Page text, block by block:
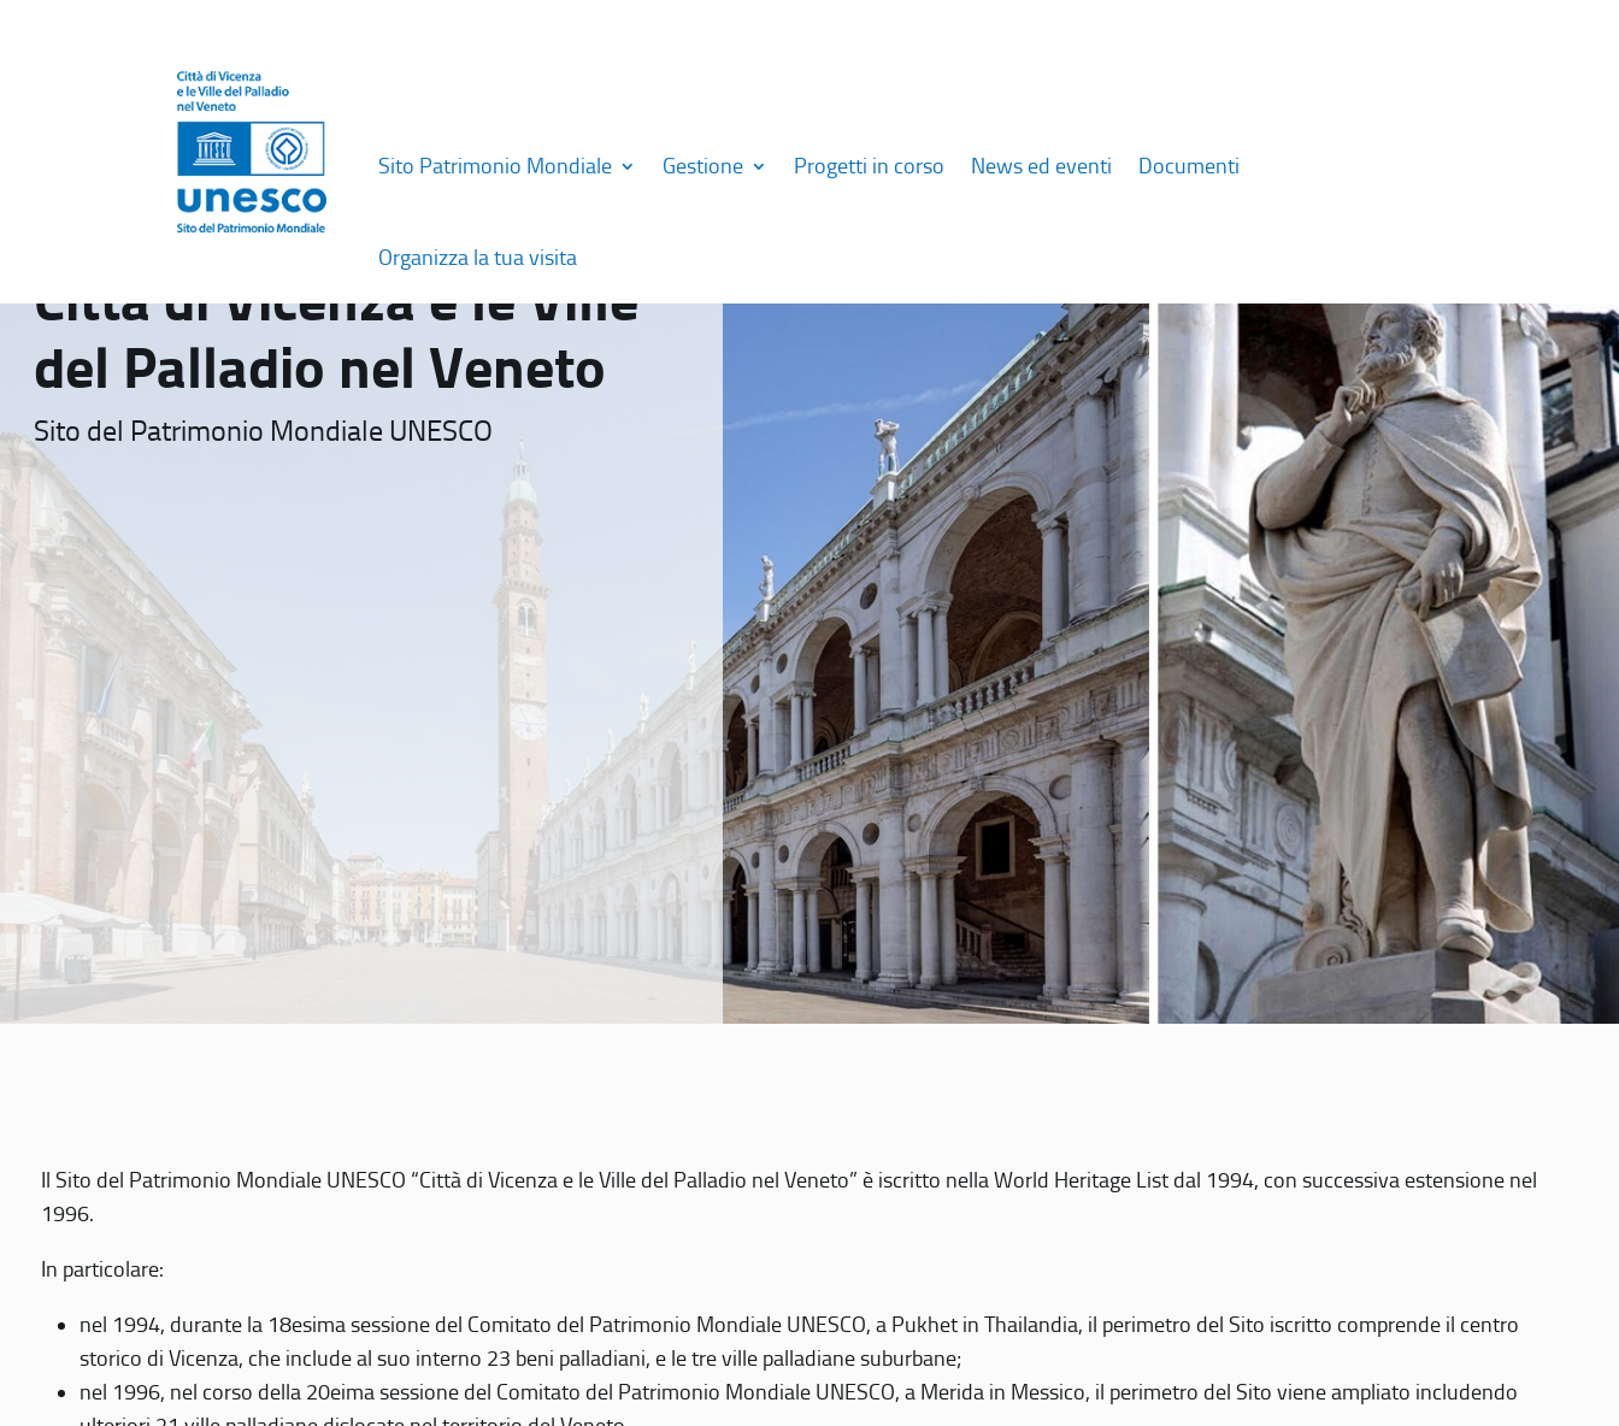
Sito Patrimonio Mondiale Gestione Progetti in corso News ed eventi Documenti
Organizza la tua visita
Città di Vicenza e le Ville
del Palladio nel Veneto
Sito del Patrimonio Mondiale UNESCO
Il Sito del Patrimonio Mondiale UNESCO “Città di Vicenza e le Ville del Palladio nel Veneto” è iscritto nella World Heritage List dal 1994, con successiva estensione nel
1996.
In particolare:
nel 1994, durante la 18esima sessione del Comitato del Patrimonio Mondiale UNESCO, a Pukhet in Thailandia, il perimetro del Sito iscritto comprende il centro
storico di Vicenza, che include al suo interno 23 beni palladiani, e le tre ville palladiane suburbane;
nel 1996, nel corso della 20eima sessione del Comitato del Patrimonio Mondiale UNESCO, a Merida in Messico, il perimetro del Sito viene ampliato includendo